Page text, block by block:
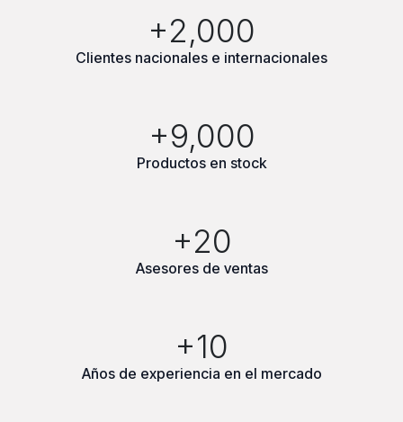
+2,000
Clientes nacionales e internacionales
+9,000
Productos en stock
+20
Asesores de ventas
+10
Años de experiencia en el mercado